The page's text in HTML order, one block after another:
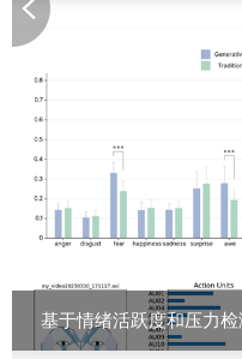
基于情绪活跃度和压力
北京李龚导航科技股份